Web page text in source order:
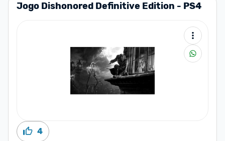
Jogo Dishonored Definitive Edition - PS4
4